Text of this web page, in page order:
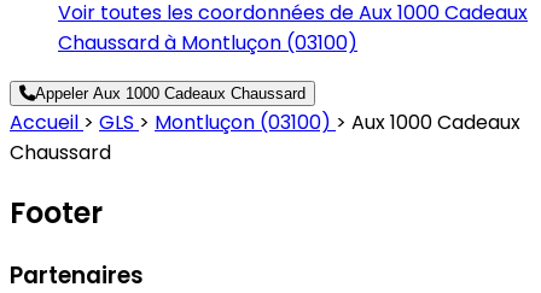
Voir toutes les coordonnées de Aux 1000 Cadeaux
Chaussard à Montluçon (03100)
Appeler Aux 1000 Cadeaux Chaussard
Accueil > GLS > Montluçon (03100) > Aux 1000 Cadeaux
Chaussard
Footer
Partenaires